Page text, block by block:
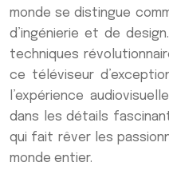
monde se distingue
d’ingénierie et de
techniques
ce téléviseur
l’expérience
dans les détails
qui fait rêver les
monde entier.